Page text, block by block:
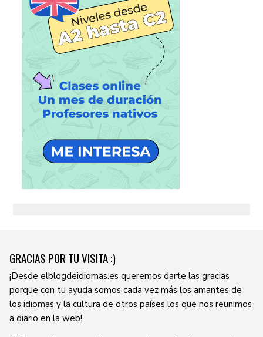
GRACIAS POR TU VISITA :)
¡Desde elblogdeidiomas.es queremos darte las gracias
porque con tu ayuda somos cada vez más los amantes de
los idiomas y la cultura de otros países los que nos reunimos
a diario en la web!